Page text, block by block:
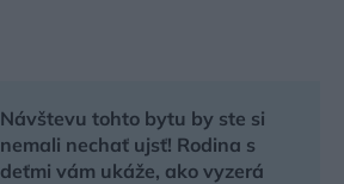
Návštevu tohto bytu by ste si
nemali nechať ujsť! Rodina s
deťmi vám ukáže, ako vyzerá